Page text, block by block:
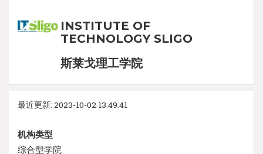
INSTITUTE OF
TECHNOLOGY SLIGO
斯莱戈理工学院
最近更新: 2023-10-02 13:49:41
机构类型
综合型学院